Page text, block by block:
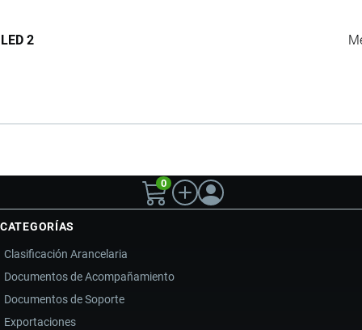
LED 2
0
CATEGORÍAS
Clasificación Arancelaria
Documentos de Acompañamiento
Documentos de Soporte
Exportaciones